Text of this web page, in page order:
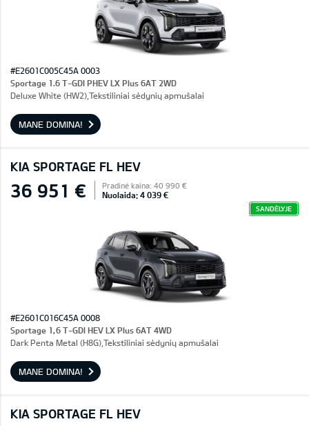
#E2601C005C45A 0003
Sportage 1.6 T-GDI PHEV LX Plus 6AT 2WD
Deluxe White (HW2),Tekstiliniai sėdynių apmušalai
MANE DOMINA!
KIA SPORTAGE FL HEV
36 951 € Pradinė kaina: 40 990 €
Nuolaida: 4 039 €
SANDĖLYJE
#E2601C016C45A 0008
Sportage 1,6 T-GDI HEV LX Plus 6AT 4WD
Dark Penta Metal (H8G),Tekstiliniai sėdynių apmušalai
MANE DOMINA!
KIA SPORTAGE FL HEV